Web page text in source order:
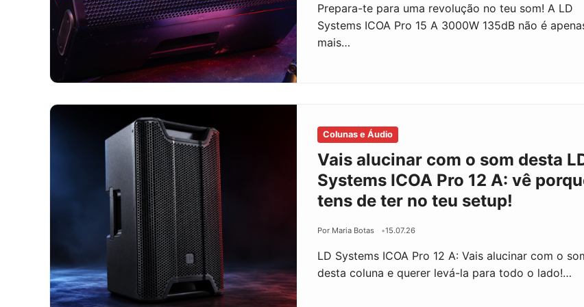
Prepara-te para uma revolução no teu som! A LD
Systems ICOA Pro 15 A 3000W 135dB não é
mais…
Colunas e Áudio
Vais alucinar com o som desta
Systems ICOA Pro 12 A: vê
tens de ter no teu setup!
Por Maria Botas 15.07.26
LD Systems ICOA Pro 12 A: Vais alucinar com o
desta coluna e querer levá-la para todo o lado!…